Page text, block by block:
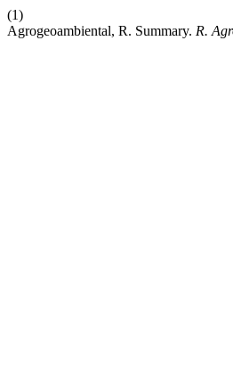
(1)
Agrogeoambiental, R. Summary. R.